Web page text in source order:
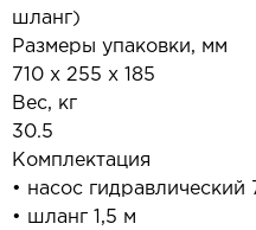
шланг)
Размеры упаковки, мм
710 х 255 х 185
Вес, кг
30.5
Комплектация
• насос
• шланг 1,5 м